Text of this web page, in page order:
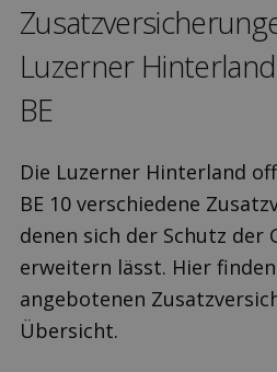
Luzerner
BE
Die Luzerner Hinterland
BE 10 verschiedene
denen sich der Schutz der
erweitern lässt. Hier finden
angebotenen
Übersicht.